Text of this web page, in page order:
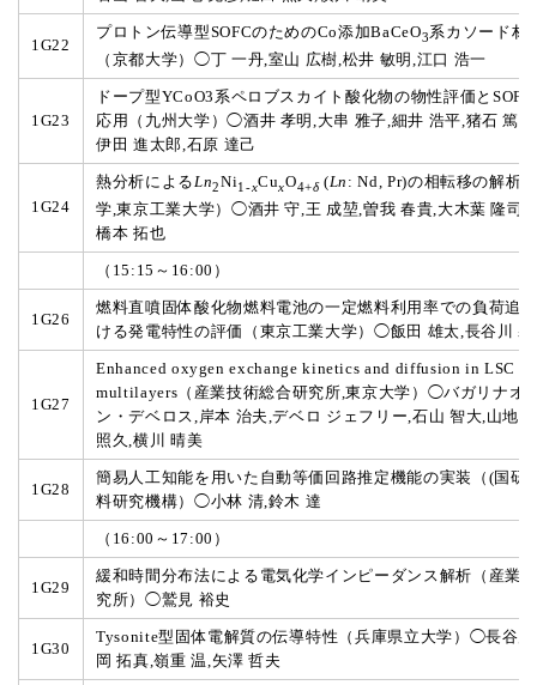
1G22
プロトン伝導型SOFCのためのCo添加BaCeO3系カソード材
（京都大学）◯丁 一丹,室山 広樹,松井 敏明,江口 浩一
1G23
ドープ型YCoO3系ペロブスカイト酸化物の物性評価と
応用（九州大学）◯酒井 孝明,大串 雅子,細井 浩平,猪石 篤,
伊田 進太郎,石原 達己
1G24
熱分析によるLn2Ni1-xCuxO4+δ(Ln : Nd, Pr)の相転移の解析
学,東京工業大学）◯酒井 守,王 成堃,曽我 春貴,大木葉 隆司,
橋本 拓也
（15:15～16:00）
1G26
燃料直噴固体酸化物燃料電池の一定燃料利用率での負荷追
ける発電特性の評価（東京工業大学）◯飯田 雄太,長谷川
1G27
Enhanced oxygen exchange kinetics and diffusion in LSC
multilayers（産業技術総合研究所,東京大学）◯バガリナオ
ン・デベロス,岸本 治夫,デベロ ジェフリー,石山 智大,山地
照久,横川 晴美
1G28
簡易人工知能を用いた自動等価回路推定機能の実装（(国研)
料研究機構）◯小林 清,鈴木 達
（16:00～17:00）
1G29
緩和時間分布法による電気化学インピーダンス解析（産業
究所）◯鷲見 裕史
1G30
Tysonite型固体電解質の伝導特性（兵庫県立大学）◯長谷
岡 拓真,嶺重 温,矢澤 哲夫